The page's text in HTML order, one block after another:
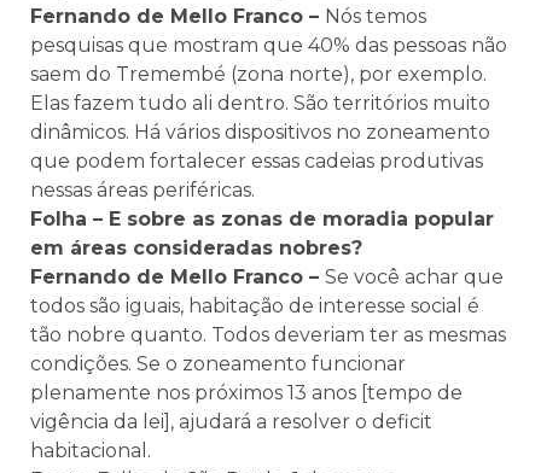
Fernando de Mello Franco – Nós temos
pesquisas que mostram que 40% das pessoas não
saem do Tremembé (zona norte), por exemplo.
Elas fazem tudo ali dentro. São territórios muito
dinâmicos. Há vários dispositivos no zoneamento
que podem fortalecer essas cadeias produtivas
nessas áreas periféricas.
Folha – E sobre as zonas de moradia popular
em áreas consideradas nobres?
Fernando de Mello Franco – Se você achar que
todos são iguais, habitação de interesse social é
tão nobre quanto. Todos deveriam ter as mesmas
condições. Se o zoneamento funcionar
plenamente nos próximos 13 anos [tempo de
vigência da lei], ajudará a resolver o deficit
habitacional.